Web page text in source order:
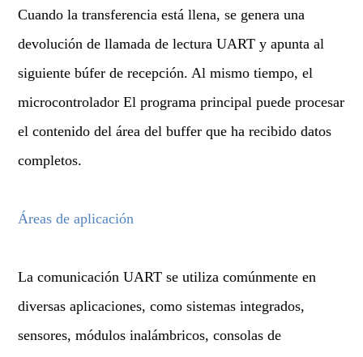
Cuando la transferencia está llena, se genera una
devolución de llamada de lectura UART y apunta al
siguiente búfer de recepción. Al mismo tiempo, el
microcontrolador El programa principal puede procesar
el contenido del área del buffer que ha recibido datos
completos.
Áreas de aplicación
La comunicación UART se utiliza comúnmente en
diversas aplicaciones, como sistemas integrados,
sensores, módulos inalámbricos, consolas de